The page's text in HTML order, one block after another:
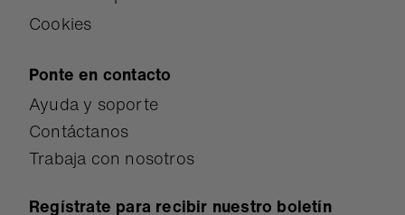
Cookies
Ponte en contacto
Ayuda y soporte
Contáctanos
Trabaja con nosotros
Regístrate para recibir nuestro boletín